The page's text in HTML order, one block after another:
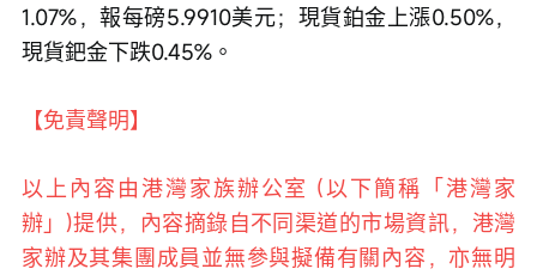
1.07%，報每磅5.9910美元；現貨鉑金上漲0.50%，
現貨鈀金下跌0.45%。
【免責聲明】
以上內容由港灣家族辦公室 (以下簡稱「港灣家
辦」)提供，內容摘錄自不同渠道的市場資訊，港灣
家辦及其集團成員並無參與擬備有關內容，亦無明